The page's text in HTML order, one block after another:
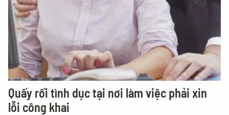
Quấy rối tình dục tại nơi làm việc phải xin
lỗi công khai